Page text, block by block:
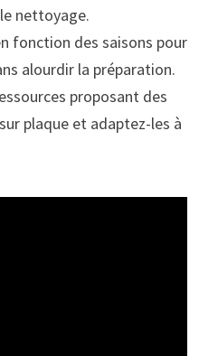
nettoyage.
fonction des saisons pour
alourdir la préparation.
proposant des
plaque et adaptez-les à